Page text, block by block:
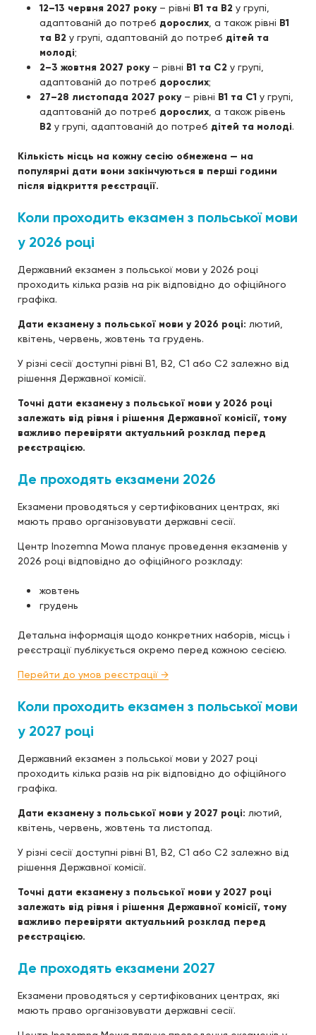
12–13 червня 2027 року– рівні B1 та B2 у групі,
адаптованій до потреб дорослих , а також рівні B1
та B2 у групі, адаптованій до потреб дітей та
молоді;
2–3 жовтня 2027 року– рівні B1 та C2 у групі,
адаптованій до потреб дорослих;
27–28 листопада 2027 року– рівні B1 та C1 у групі,
адаптованій до потреб дорослих , а також рівень
B2 у групі, адаптованій до потреб дітей та молоді.
Кількість місць на кожну сесію обмежена — на
популярні дати вони закінчуються в перші години
після відкриття реєстрації.
Коли проходить екзамен з польської мови
у 2026 році
Державний екзамен з польської мови у 2026 році
проходить кілька разів на рік відповідно до офіційного
графіка.
Дати екзамену з польської мови у 2026 році: лютий,
квітень, червень, жовтень та грудень.
У різні сесії доступні рівні B1, B2, C1 або C2 залежно від
рішення Державної комісії.
Точні дати екзамену з польської мови у 2026 році
залежать від рівня і рішення Державної комісії, тому
важливо перевіряти актуальний розклад перед
реєстрацією.
Де проходять екзамени 2026
Екзамени проводяться у сертифікованих центрах, які
мають право організовувати державні сесії.
Центр Inozemna Mowa планує проведення екзаменів у
2026 році відповідно до офіційного розкладу:
жовтень
грудень
Детальна інформація щодо конкретних наборів, місць і
реєстрації публікується окремо перед кожною сесією.
Перейти до умов реєстрації →
Коли проходить екзамен з польської мови
у 2027 році
Державний екзамен з польської мови у 2027 році
проходить кілька разів на рік відповідно до офіційного
графіка.
Дати екзамену з польської мови у 2027 році: лютий,
квітень, червень, жовтень та листопад.
У різні сесії доступні рівні B1, B2, C1 або C2 залежно від
рішення Державної комісії.
Точні дати екзамену з польської мови у 2027 році
залежать від рівня і рішення Державної комісії, тому
важливо перевіряти актуальний розклад перед
реєстрацією.
Де проходять екзамени 2027
Екзамени проводяться у сертифікованих центрах, які
мають право організовувати державні сесії.